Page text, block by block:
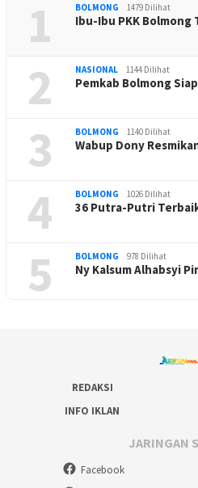
1 BOLMONG 1479 Dilihat
Ibu-Ibu PKK
2 NASIONAL 1144 Dilihat
Pemkab Bolmong
3 BOLMONG 1140 Dilihat
Wabup Dony
4 BOLMONG 1026 Dilihat
36 Putra-Putri
5 BOLMONG 978 Dilihat
Ny Kalsum Alhabsyi
REDAKSI
INFO IKLAN
JARINGAN
Facebook